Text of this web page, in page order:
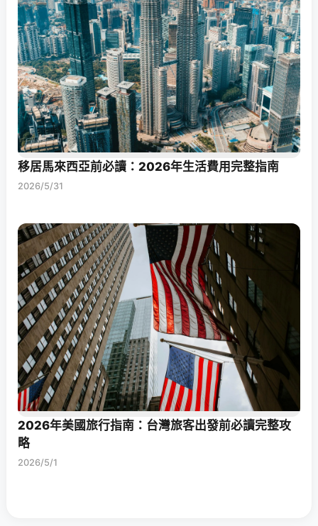
移居馬來西亞前必讀：2026年生活費用完整指南
2026/5/31
2026年美國旅行指南：台灣旅客出發前必讀完整攻
略
2026/5/1